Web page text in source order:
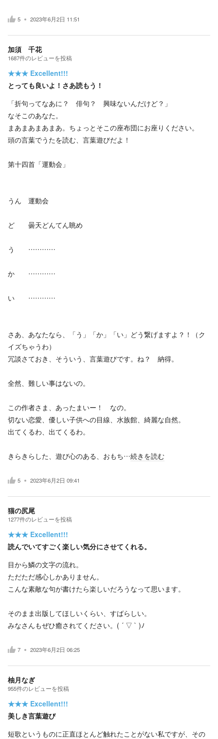
5 2023年6月2日 11:51
加須 千花
1687件のレビューを投稿
★★★ Excellent!!!
とっても良いよ！さあ読もう！
「折句ってなあに？ 俳句？ 興味ないんだけど？」
なそこのあなた。
まあまあまあまあ。ちょっとそこの座布団にお座りください。
頭の言葉でうたを読む、言葉遊びだよ！
第十四首「運動会」
うん 運動会
ど 曇天どんてん眺め
う …………
か …………
い …………
さあ、あなたなら、「う」「か」「い」どう繋げますよ？！（ク
イズちゃうわ）
冗談さておき、そういう、言葉遊びです。ね？ 納得。
全然、難しい事はないの。
この作者さま、あったまいー！ なの。
切ない恋愛、優しい子供への目線、水族館、綺麗な自然。
出てくるわ、出てくるわ。
きらきらした、遊び心のある、おもち…続きを読む
5 2023年6月2日 09:41
猫の尻尾
1277件のレビューを投稿
★★★ Excellent!!!
読んでいてすごく楽しい気分にさせてくれる。
目から鱗の文字の流れ。
ただただ感心しかありません。
こんな素敵な句が書けたら楽しいだろうなって思います。
そのまま出版してほしいくらい、すばらしい。
みなさんもぜひ癒されてください。( ´ ▽ ` )ﾉ
7 2023年6月2日 06:25
柚月なぎ
955件のレビューを投稿
★★★ Excellent!!!
美しき言葉遊び
短歌というものに正直ほとんど触れたことがない私ですが、その